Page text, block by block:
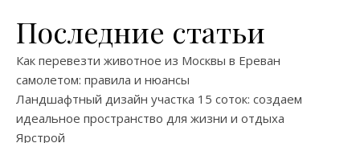
Последние статьи
Как перевезти животное из Москвы в Ереван
самолетом: правила и нюансы
Ландшафтный дизайн участка 15 соток: создаем
идеальное пространство для жизни и отдыха
Ярстрой